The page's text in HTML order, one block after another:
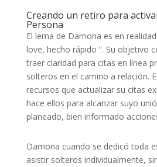
Creando un retiro para
Persona
El lema de Damona es en
love, hecho rápido “. Su objetivo
traer claridad para citas en línea
solteros en el camino a relación.
recursos que actualizar su citas
hace ellos para alcanzar suyo
planeado, bien informado
Damona cuando se dedicó toda
asistir solteros individualmente,